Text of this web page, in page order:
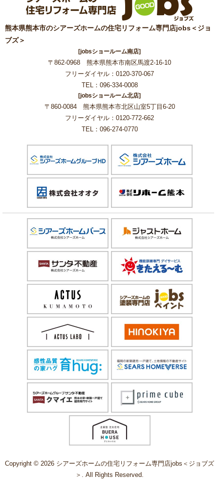
熊本県熊本市のシアーズホームの住宅リフォーム専門店jobs＜ジョ
ブズ＞
[jobsショールーム南店]
〒862-0968 熊本県熊本市南区馬渡2-16-10
フリーダイヤル：0120-370-067
TEL：096-334-0008
[jobsショールーム北店]
〒860-0084 熊本県熊本市北区山室5丁目6-20
フリーダイヤル：0120-772-662
TEL：096-274-0770
Copyright © 2026 シアーズホームの住宅リフォーム専門店jobs＜ジョブズ
＞. All Rights Reserved.